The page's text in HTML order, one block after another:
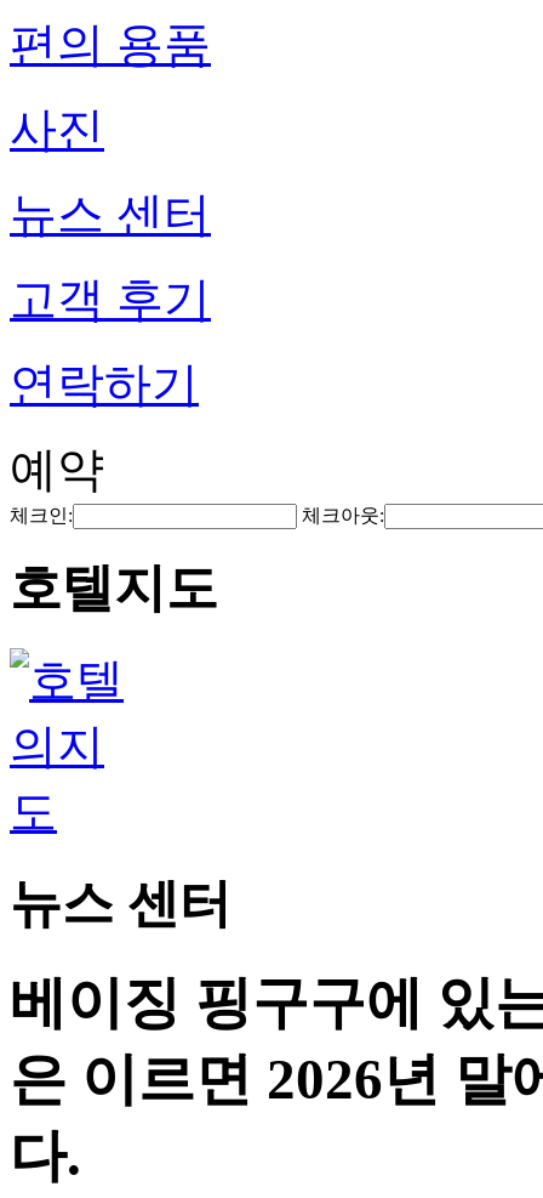
편의 용품
사진
뉴스 센터
고객 후기
연락하기
예약
체크인: 체크아웃:
호텔지도
뉴스 센터
베이징 핑구구에 있
은 이르면 2026년
다.